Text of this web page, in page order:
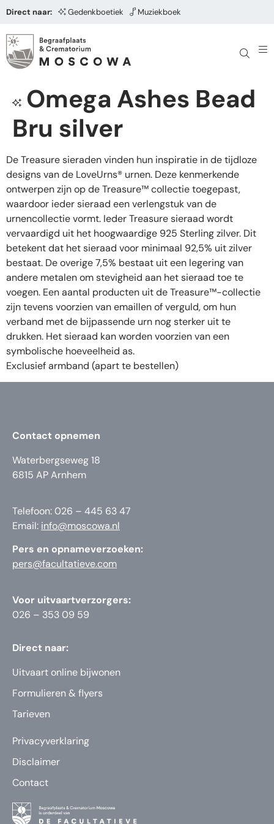
Direct naar: Gedenkboetiek Muziekboek
Omega Ashes Bead
Bru silver
De Treasure sieraden vinden hun inspiratie in de tijdloze
designs van de LoveUrns® urnen. Deze kenmerkende
ontwerpen zijn op de Treasure™ collectie toegepast,
waardoor ieder sieraad een verlengstuk van de
urnencollectie vormt. Ieder Treasure sieraad wordt
vervaardigd uit het hoogwaardige 925 Sterling zilver. Dit
betekent dat het sieraad voor minimaal 92,5% uit zilver
bestaat. De overige 7,5% bestaat uit een legering van
andere metalen om stevigheid aan het sieraad toe te
voegen. Een aantal producten uit de Treasure™-collectie
zijn tevens voorzien van emaillen of verguld, om hun
verband met de bijpassende urn nog sterker uit te
drukken. Het sieraad kan worden voorzien van een
symbolische hoeveelheid as.
Exclusief armband (apart te bestellen)
Contact opnemen
Waterbergseweg 18
6815 AP Arnhem
Telefoon: 026 – 445 63 47
Email: info@moscowa.nl
Pers en opnameverzoeken:
pers@facultatieve.com
Voor uitvaartverzorgers:
026 – 353 09 59
Direct naar:
Uitvaart online bijwonen
Formulieren & flyers
Tarieven
Privacyverklaring
Disclaimer
Contact